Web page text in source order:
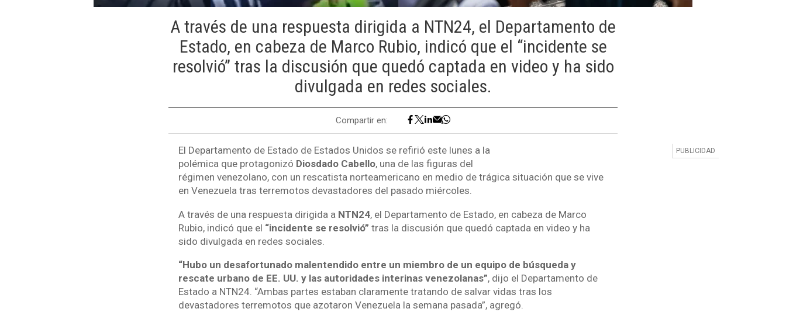
A través de una respuesta dirigida a NTN24, el Departamento de
Estado, en cabeza de Marco Rubio, indicó que el “incidente se
resolvió” tras la discusión que quedó captada en video y ha sido
divulgada en redes sociales.
Compartir en:
El Departamento de Estado de Estados Unidos se refirió este lunes a la
polémica que protagonizó Diosdado Cabello, una de las figuras del
régimen venezolano, con un rescatista norteamericano en medio de trágica situación que se vive
en Venezuela tras terremotos devastadores del pasado miércoles.
A través de una respuesta dirigida a NTN24, el Departamento de Estado, en cabeza de Marco
Rubio, indicó que el “incidente se resolvió” tras la discusión que quedó captada en video y ha
sido divulgada en redes sociales.
“Hubo un desafortunado malentendido entre un miembro de un equipo de búsqueda y
rescate urbano de EE. UU. y las autoridades interinas venezolanas”, dijo el Departamento de
Estado a NTN24. “Ambas partes estaban claramente tratando de salvar vidas tras los
devastadores terremotos que azotaron Venezuela la semana pasada”, agregó.